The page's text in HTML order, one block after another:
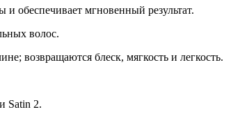
и обеспечивает мгновенный результат.
волос.
возвращаются блеск, мягкость и легкость.
Satin 2.